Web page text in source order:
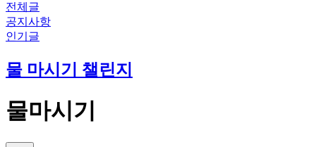
전체글
공지사항
인기글
물 마시기 챌린지
물마시기